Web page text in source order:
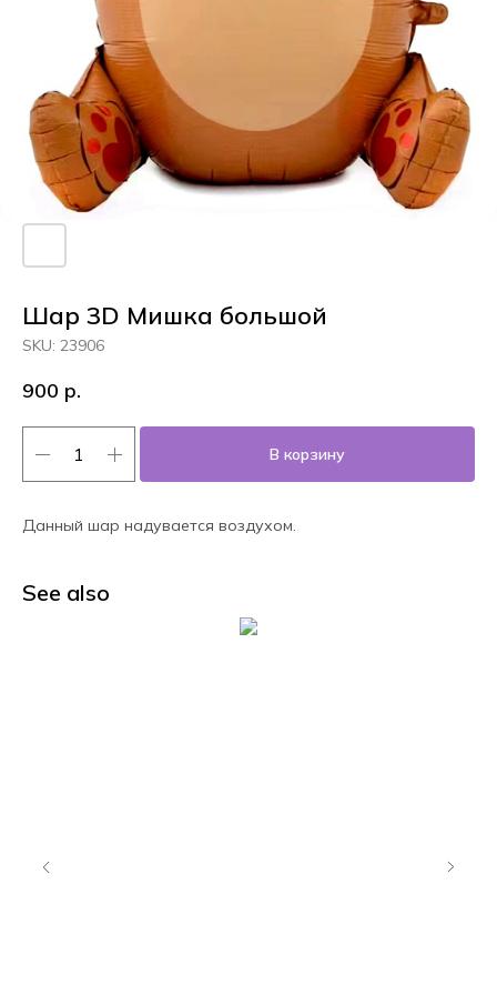
Шар 3D Мишка большой
SKU: 23906
900 р.
В корзину
Данный шар надувается воздухом.
See also